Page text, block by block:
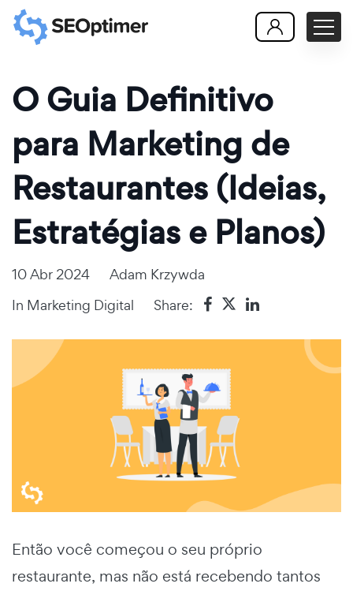
O Guia Definitivo
para Marketing de
Restaurantes (Ideias,
Estratégias e Planos)
10 Abr 2024
Adam Krzywda
In Marketing Digital Share:
Então você começou o seu próprio
restaurante, mas não está recebendo tantos